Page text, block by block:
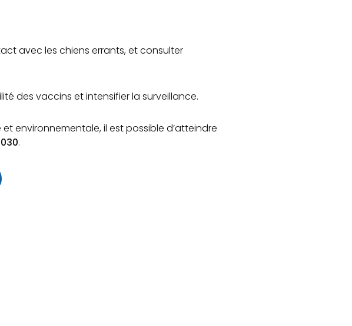
avec les chiens errants, et consulter
des vaccins et intensifier la surveillance.
environnementale, il est possible d’atteindre
.